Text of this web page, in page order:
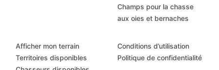
Champs pour la chasse
aux oies et bernaches
Afficher mon terrain
Territoires disponibles
Conditions d’utilisation
Politique de confidentialité